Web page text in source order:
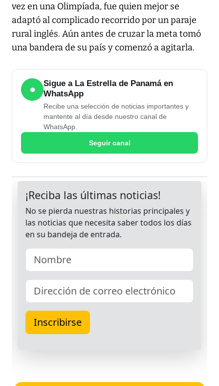
vez en una Olimpíada, fue quien mejor se
adaptó al complicado recorrido por un paraje
rural inglés. Aún antes de cruzar la meta tomó
una bandera de su país y comenzó a agitarla.
●
Sigue a La Estrella de Panamá en
WhatsApp
Recibe una selección de noticias importantes y
mantente al día desde nuestro canal de
WhatsApp.
Seguir canal